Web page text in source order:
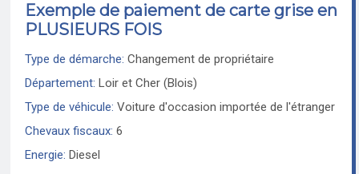
Exemple de paiement de carte grise en
PLUSIEURS FOIS
Type de démarche: Changement de propriétaire
Département: Loir et Cher (Blois)
Type de véhicule: Voiture d'occasion importée de l'étranger
Chevaux fiscaux: 6
Energie: Diesel